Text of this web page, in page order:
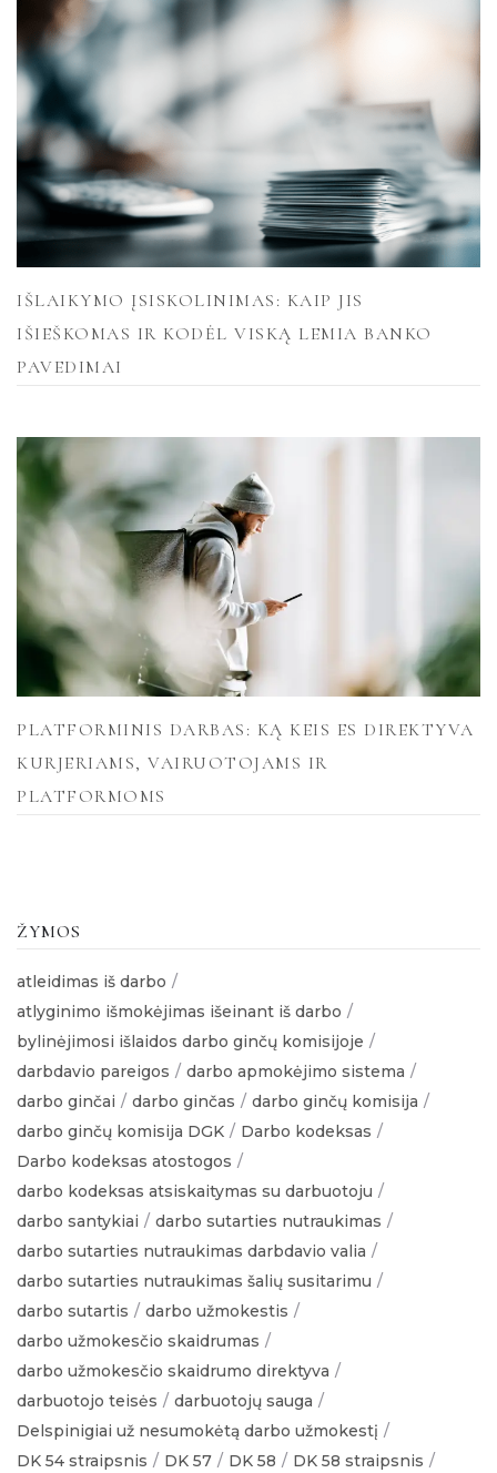
IŠLAIKYMO ĮSISKOLINIMAS: KAIP JIS
IŠIEŠKOMAS IR KODĖL VISKĄ LEMIA BANKO
PAVEDIMAI
PLATFORMINIS DARBAS: KĄ KEIS ES DIREKTYVA
KURJERIAMS, VAIRUOTOJAMS IR
PLATFORMOMS
ŽYMOS
atleidimas iš darbo
atlyginimo išmokėjimas išeinant iš darbo
bylinėjimosi išlaidos darbo ginčų komisijoje
darbdavio pareigos
darbo apmokėjimo sistema
darbo ginčai
darbo ginčas
darbo ginčų komisija
darbo ginčų komisija DGK
Darbo kodeksas
Darbo kodeksas atostogos
darbo kodeksas atsiskaitymas su darbuotoju
darbo santykiai
darbo sutarties nutraukimas
darbo sutarties nutraukimas darbdavio valia
darbo sutarties nutraukimas šalių susitarimu
darbo sutartis
darbo užmokestis
darbo užmokesčio skaidrumas
darbo užmokesčio skaidrumo direktyva
darbuotojo teisės
darbuotojų sauga
Delspinigiai už nesumokėtą darbo užmokestį
DK 54 straipsnis
DK 57 DK 58
DK 58 straipsnis